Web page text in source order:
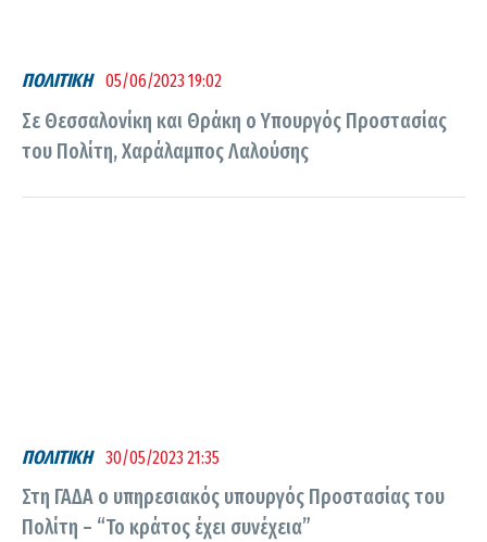
ΠΟΛΙΤΙΚΗ 05/06/2023 19:02
Σε Θεσσαλονίκη και Θράκη ο Υπουργός Προστασίας
του Πολίτη, Χαράλαμπος Λαλούσης
ΠΟΛΙΤΙΚΗ 30/05/2023 21:35
Στη ΓΑΔΑ ο υπηρεσιακός υπουργός Προστασίας του
Πολίτη – “Το κράτος έχει συνέχεια”